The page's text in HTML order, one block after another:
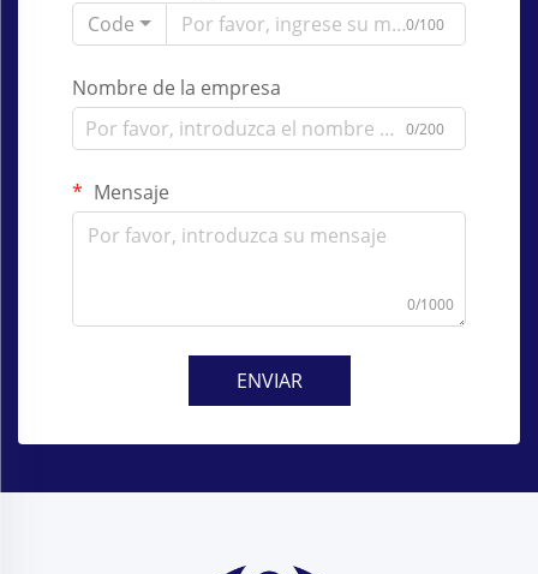
Code
0/100
Nombre de la empresa
0/200
Mensaje
0/1000
ENVIAR